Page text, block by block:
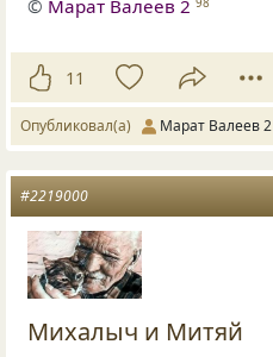
© Марат Валеев 2
11
Опубликовал(а) Марат Валеев 2
#2219000
Михалыч и Митяй